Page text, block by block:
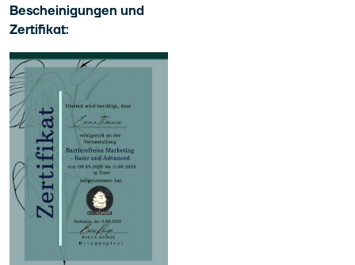
Bescheinigungen und
Zertifikat: